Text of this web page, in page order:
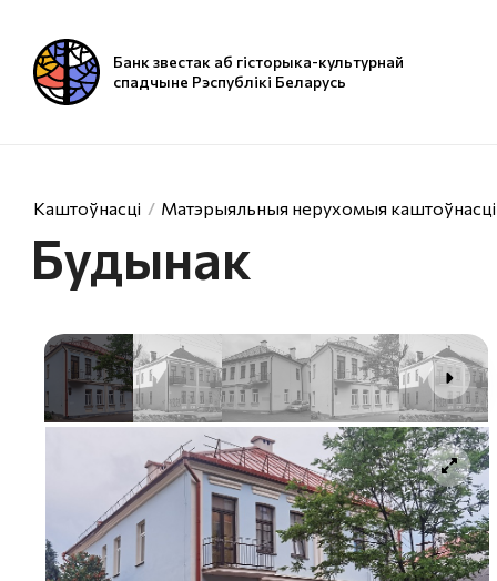
Банк звестак аб гісторыка-культурнай
спадчыне Рэспублікі Беларусь
Каштоўнасці Матэрыяльныя нерухомыя каштоўнасці
Будынак